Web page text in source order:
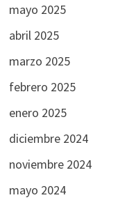
mayo 2025
abril 2025
marzo 2025
febrero 2025
enero 2025
diciembre 2024
noviembre 2024
mayo 2024